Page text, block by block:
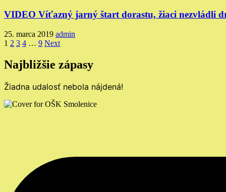
VIDEO Víťazný jarný štart dorastu, žiaci nezvládli
25. marca 2019 admin
Stránkovanie
príspevkov
1 2 3 4 … 9 Next
Najbližšie zápasy
Žiadna udalosť nebola nájdená!